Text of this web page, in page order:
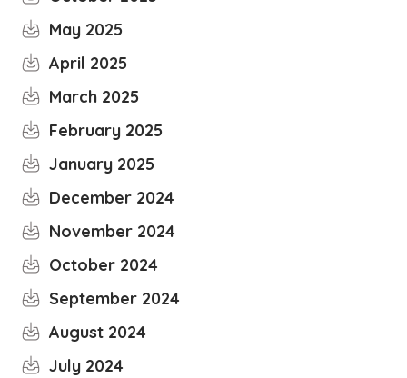
May 2025
April 2025
March 2025
February 2025
January 2025
December 2024
November 2024
October 2024
September 2024
August 2024
July 2024